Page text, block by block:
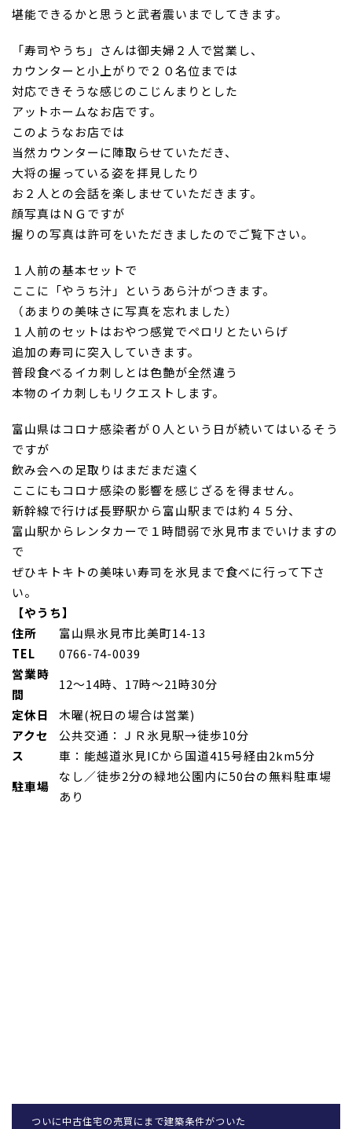
堪能できるかと思うと武者震いまでしてきます。
「寿司やうち」さんは御夫婦２人で営業し、
カウンターと小上がりで２０名位までは
対応できそうな感じのこじんまりとした
アットホームなお店です。
このようなお店では
当然カウンターに陣取らせていただき、
大将の握っている姿を拝見 したり
お２人との会話を楽しませていただきます。
顔写真はＮＧですが
握りの写真は許可をいただきましたのでご覧下さい。
１人前の基本セットで
ここに「やうち汁」
というあら汁がつきます。
（あまりの美味さ に写真を忘れました）
１人前のセットはおやつ感覚でペロリとたいらげ
追加の寿司に突入 していきます。
普段食べるイカ刺しとは色艶が全然違う
本物のイカ刺しもリクエス トします。
富山県はコロナ感染者が０人という日が続いてはいるそう
ですが
飲み会への足取りは まだまだ遠く
ここにもコロナ感染の影響を感じざるを得ません。
新幹線で行けば長野駅から富山駅までは約４５分、
富山駅からレンタカーで１時間弱で氷見市までいけますの
で
ぜひキトキトの美味い寿司を氷見まで食べに行って下さ
い。
【やうち】
住所
富山県氷見市比美町14-13
TEL
0766-74-0039
営業時
間
12～14時、17時～21時30分
定休日
木曜(祝日の場合は営業)
アクセ
ス
公共交通：ＪＲ氷見駅→徒歩10分
車：能越道氷見ICから国道415号経由2km5分
駐車場
なし／徒歩2分の緑地公園内に50台の無料駐車場
あり
ついに中古住宅の売買にまで建築条件がついた